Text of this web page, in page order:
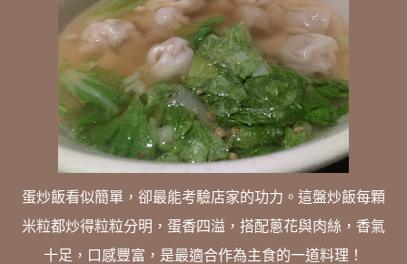
蛋炒飯看似簡單，卻最能考驗店家的功力。這盤炒飯每顆
米粒都炒得粒粒分明，蛋香四溢，搭配蔥花與肉絲，香氣
十足，口感豐富，是最適合作為主食的一道料理！